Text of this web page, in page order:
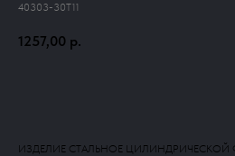
40303-30T11
1257,00 р.
ИЗДЕЛИЕ СТАЛЬНОЕ ЦИЛИНДРИЧЕСКОЙ